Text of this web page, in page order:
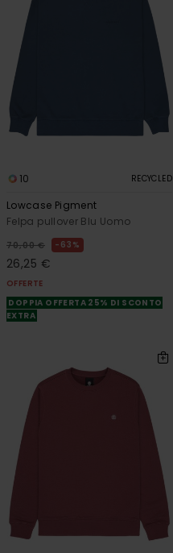
10 RECYCLED
Lowcase Pigment
Felpa pullover Blu Uomo
70,00 € 63%
26,25 €
OFFERTE
DOPPIA OFFERTA 25% DI SCONTO
EXTRA